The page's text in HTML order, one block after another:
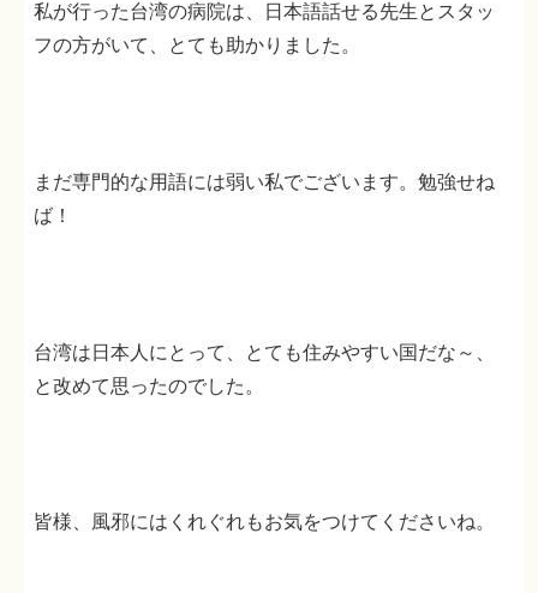
私が行った台湾の病院は、日本語話せる先生とスタッ
フの方がいて、とても助かりました。
まだ専門的な用語には弱い私でございます。勉強せね
ば！
台湾は日本人にとって、とても住みやすい国だな～、
と改めて思ったのでした。
皆様、風邪にはくれぐれもお気をつけてくださいね。